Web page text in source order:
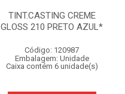
TINT.CASTING CREME
GLOSS 210 PRETO AZUL*
Código: 120987
Embalagem: Unidade
Caixa contém 6 unidade(s)